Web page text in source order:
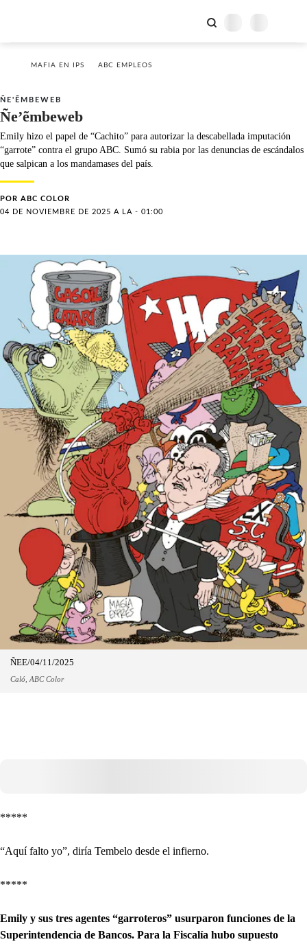
MAFIA EN IPS ABC EMPLEOS
ÑE'ẼMBEWEB
Ñe’ẽmbeweb
Emily hizo el papel de “Cachito” para autorizar la descabellada imputación
“garrote” contra el grupo ABC. Sumó su rabia por las denuncias de escándalos
que salpican a los mandamases del país.
POR ABC COLOR
04 DE NOVIEMBRE DE 2025 A LA - 01:00
ÑEE/04/11/2025
Caló, ABC Color
*****
“Aquí falto yo”, diría Tembelo desde el infierno.
*****
Emily y sus tres agentes “garroteros” usurparon funciones de la
Superintendencia de Bancos. Para la Fiscalía hubo supuesto